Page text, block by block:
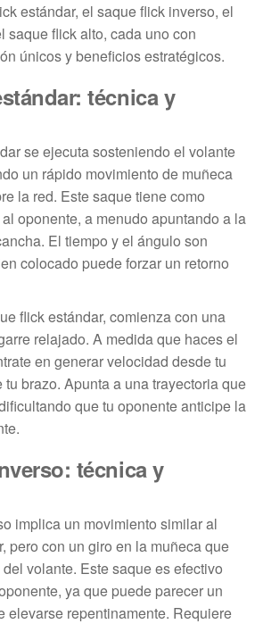
estándar, el saque flick inverso, el
saque flick alto, cada uno con
únicos y beneficios estratégicos.
técnica y
se ejecuta sosteniendo el volante
un rápido movimiento de muñeca
la red. Este saque tiene como
oponente, a menudo apuntando a la
El tiempo y el ángulo son
colocado puede forzar un retorno
flick estándar, comienza con una
relajado. A medida que haces el
en generar velocidad desde tu
brazo. Apunta a una trayectoria que
que tu oponente anticipe la
técnica y
implica un movimiento similar al
pero con un giro en la muñeca que
volante. Este saque es efectivo
ya que puede parecer un
elevarse repentinamente. Requiere